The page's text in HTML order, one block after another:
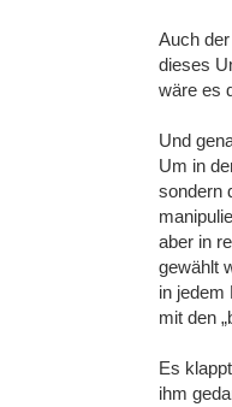
Auch
dieses
wäre es
Und
Um in
sondern
aber in
gewählt
in jedem
mit den
Es
ihm